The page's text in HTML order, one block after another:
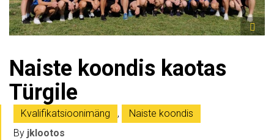
Naiste koondis kaotas
Türgile
Kvalifikatsioonimäng ,
Naiste koondis
By jklootos